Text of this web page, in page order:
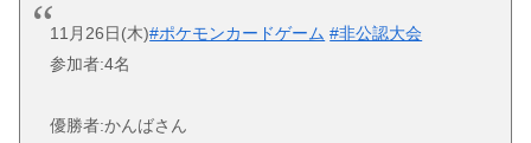
11月26日(木)#ポケモンカードゲーム #非公認大会
参加者:4名
優勝者:かんばさん